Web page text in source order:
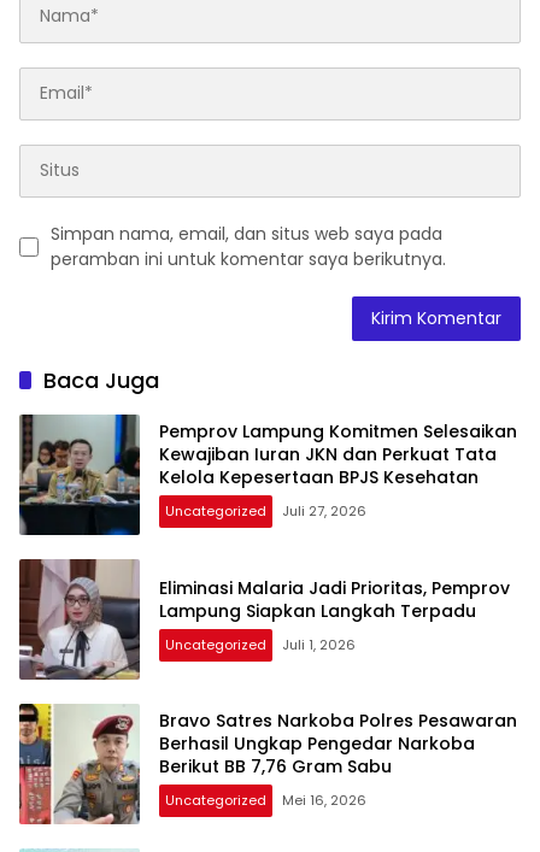
Simpan nama, email, dan situs web saya pada
peramban ini untuk komentar saya berikutnya.
Baca Juga
Pemprov Lampung Komitmen Selesaikan
Kewajiban Iuran JKN dan Perkuat Tata
Kelola Kepesertaan BPJS Kesehatan
Uncategorized Juli 27, 2026
Eliminasi Malaria Jadi Prioritas, Pemprov
Lampung Siapkan Langkah Terpadu
Uncategorized Juli 1, 2026
Bravo Satres Narkoba Polres Pesawaran
Berhasil Ungkap Pengedar Narkoba
Berikut BB 7,76 Gram Sabu
Uncategorized Mei 16, 2026